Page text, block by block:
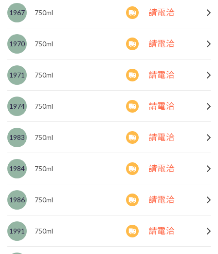
1967 750ml 請電洽
1970 750ml 請電洽
1971 750ml 請電洽
1974 750ml 請電洽
1983 750ml 請電洽
1984 750ml 請電洽
1986 750ml 請電洽
1991 750ml 請電洽